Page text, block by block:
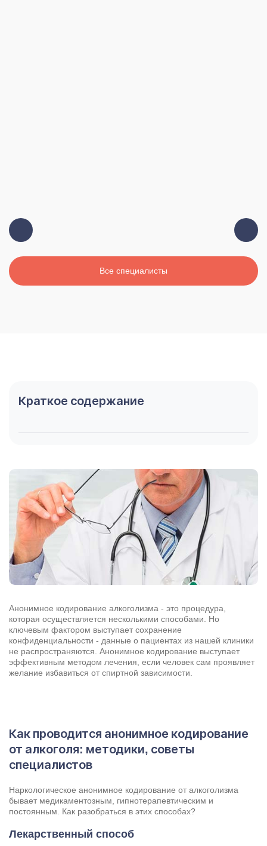
Все специалисты
Краткое содержание
Анонимное кодирование алкоголизма - это процедура,
которая осуществляется несколькими способами. Но
ключевым фактором выступает сохранение
конфиденциальности - данные о пациентах из нашей клиники
не распространяются. Анонимное кодирование выступает
эффективным методом лечения, если человек сам проявляет
желание избавиться от спиртной зависимости.
Как проводится анонимное кодирование
от алкоголя: методики, советы
специалистов
Наркологическое анонимное кодирование от алкоголизма
бывает медикаментозным, гипнотерапевтическим и
постоянным. Как разобраться в этих способах?
Лекарственный способ
Бесплатная консультация
Оставьте данные и мы вам перезвоним!
Выбор города
Поиск по сайту
Задать вопрос